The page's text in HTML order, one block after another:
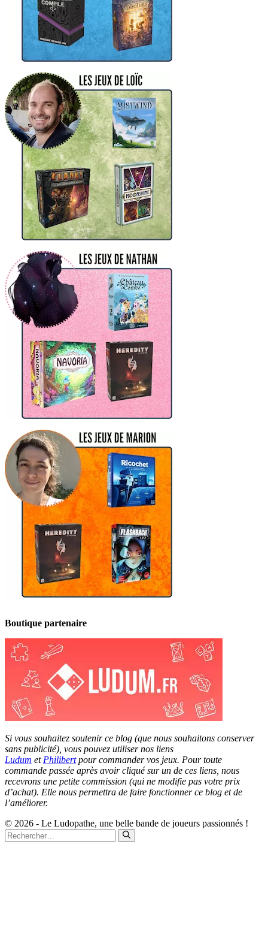
Boutique partenaire
Si vous souhaitez soutenir ce blog (que nous souhaitons conserver
sans publicité), vous pouvez utiliser nos liens
Ludum et Philibertpour commander vos jeux. Pour toute
commande passée après avoir cliqué sur un de ces liens, nous
recevrons une petite commission (qui ne modifie pas votre prix
d’achat). Elle nous permettra de faire fonctionner ce blog et de
l’améliorer.
© 2026 - Le Ludopathe, une belle bande de joueurs passionnés !
Rechercher :